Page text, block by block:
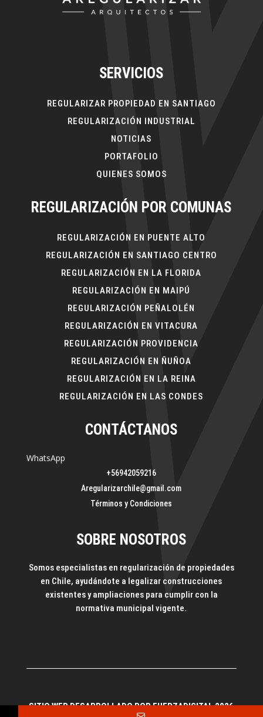
SERVICIOS
REGULARIZAR PROPIEDAD EN SANTIAGO
REGULARIZACIÓN INDUSTRIAL
NOTICIAS
PORTAFOLIO
QUIENES SOMOS
REGULARIZACIÓN POR COMUNAS
REGULARIZACIÓN EN PUENTE ALTO
REGULARIZACIÓN EN SANTIAGO CENTRO
REGULARIZACIÓN EN LA FLORIDA
REGULARIZACIÓN EN MAIPÚ
REGULARIZACIÓN PEÑALOLÉN
REGULARIZACIÓN EN VITACURA
REGULARIZACIÓN PROVIDENCIA
REGULARIZACIÓN EN ÑUÑOA
REGULARIZACIÓN EN LA REINA
REGULARIZACIÓN EN LAS CONDES
CONTÁCTANOS
WhatsApp
+56942059216
Aregularizarchile@gmail.com
Términos y Condiciones
SOBRE NOSOTROS
Somos especialistas en regularización de propiedades
en Chile, ayudándote a legalizar construcciones
existentes y ampliaciones para cumplir con la
normativa municipal vigente.
SITIO WEB DESARROLLADO POR FUERZADIGITAL 2026